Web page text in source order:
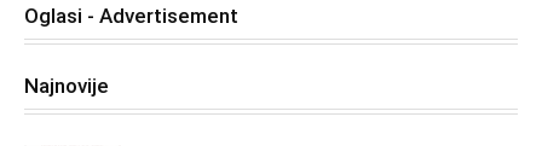
Oglasi - Advertisement
Najnovije